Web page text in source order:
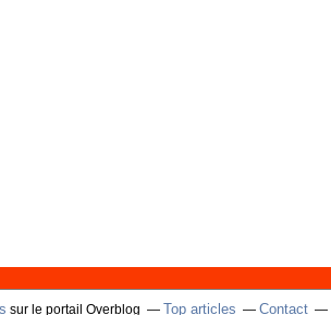
sur le portail Overblog Top articles Contact